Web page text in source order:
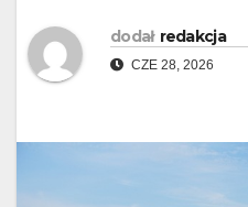
dodał redakcja
CZE 28, 2026